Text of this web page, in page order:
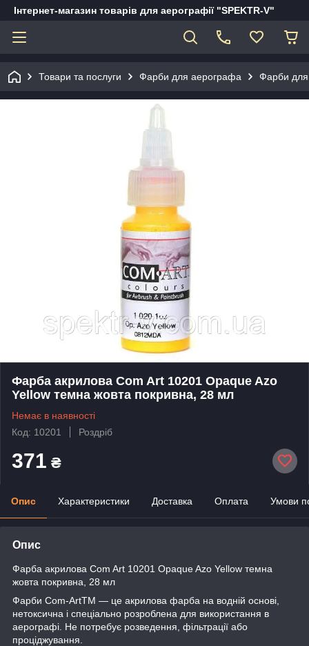
Інтернет-магазин товарів для аерографії "SPEKTR-V"
Товари та послуги Фарби для аерографа Фарби
Фарба акрилова Com Art 10201 Opaque Azo
Yellow темна жовта покривна, 28 мл
Немає в наявності
Код: 10201
Роздріб
371 ₴
Опис Характеристики Доставка Оплата Умови
Опис
Фарба акрилова Com Art 10201 Opaque Azo Yellow темна
жовта покривна, 28 мл
Фарби Com-ArtTM — це акрилова фарба на водній основі,
нетоксична і спеціально розроблена для використання в
аерографі. Не потребує розведення, фільтрації або
проціджування.